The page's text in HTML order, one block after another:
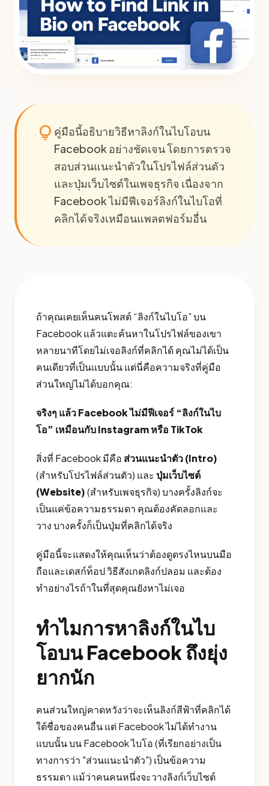
lightbulb คู่มือนี้อธิบายวิธีหาลิงก์ในไบโอบน
Facebook อย่างชัดเจน โดยการตรวจ
สอบส่วนแนะนำตัวในโปรไฟล์ส่วนตัว
และปุ่มเว็บไซต์ในเพจธุรกิจ เนื่องจาก
Facebook ไม่มีฟีเจอร์ลิงก์ในไบโอที่
คลิกได้จริงเหมือนแพลตฟอร์มอื่น
ถ้าคุณเคยเห็นคนโพสต์ “ลิงก์ในไบโอ” บน
Facebook แล้วแตะค้นหาในโปรไฟล์ของเขา
หลายนาทีโดยไม่เจอลิงก์ที่คลิกได้ คุณไม่ได้เป็น
คนเดียวที่เป็นแบบนั้น แต่นี่คือความจริงที่คู่มือ
ส่วนใหญ่ไม่ได้บอกคุณ:
จริงๆ แล้ว Facebook ไม่มีฟีเจอร์ “ลิงก์ในไบ
โอ” เหมือนกับ Instagram หรือ TikTok
สิ่งที่ Facebook มีคือ ส่วนแนะนำตัว (Intro)
(สำหรับโปรไฟล์ส่วนตัว) และ ปุ่มเว็บไซต์
(Website)(สำหรับเพจธุรกิจ) บางครั้งลิงก์จะ
เป็นแค่ข้อความธรรมดา คุณต้องคัดลอกและ
วาง บางครั้งก็เป็นปุ่มที่คลิกได้จริง
คู่มือนี้จะแสดงให้คุณเห็นว่าต้องดูตรงไหนบนมือ
ถือและเดสก์ท็อป วิธีสังเกตลิงก์ปลอม และต้อง
ทำอย่างไรถ้าในที่สุดคุณยังหาไม่เจอ
ทำไมการหาลิงก์ในไบ
โอบน Facebook ถึงยุ่ง
ยากนัก
คนส่วนใหญ่คาดหวังว่าจะเห็นลิงก์สีฟ้าที่คลิกได้
ใต้ชื่อของคนอื่น แต่ Facebook ไม่ได้ทำงาน
แบบนั้น บน Facebook ไบโอ (ที่เรียกอย่างเป็น
ทางการว่า "ส่วนแนะนำตัว") เป็นข้อความ
ธรรมดา แม้ว่าคนคนหนึ่งจะวางลิงก์เว็บไซต์